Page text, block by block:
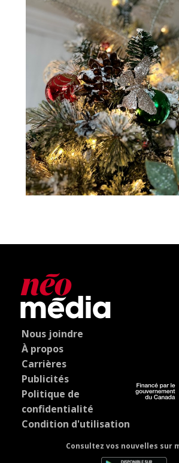
Nous joindre
À propos
Carrières
Publicités
Politique de
confidentialité
Condition d'utilisation
Consultez vos nouvelles sur